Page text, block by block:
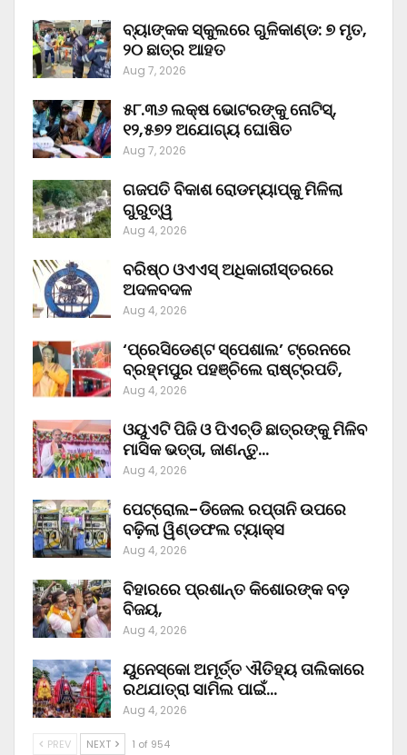
ବ୍ୟାଙ୍କକ ସ୍କୁଲରେ ଗୁଳିକାଣ୍ଡ: ୭ ମୃତ,
୨୦ ଛାତ୍ର ଆହତ
Aug 7, 2026
୫୮.୩୬ ଲକ୍ଷ ଭୋଟରଙ୍କୁ ନୋଟିସ୍‌,
୧୨,୫୭୨ ଅଯୋଗ୍ୟ ଘୋଷିତ
Aug 7, 2026
ଗଜପତି ବିକାଶ ରୋଡମ୍ୟାପ୍‌କୁ ମିଳିଲା
ଗୁରୁତ୍ୱ
Aug 4, 2026
ବରିଷ୍ଠ ଓଏଏସ୍‌ ଅଧିକାରୀସ୍ତରରେ
ଅଦଳବଦଳ
Aug 4, 2026
‘ପ୍ରେସିଡେଣ୍ଟ ସ୍ପେଶାଲ’ ଟ୍ରେନରେ
ବ୍ରହ୍ମପୁର ପହଞ୍ଚିଲେ ରାଷ୍ଟ୍ରପତି,
Aug 4, 2026
ଓୟୁଏଟି ପିଜି ଓ ପିଏଚ୍‌ଡି ଛାତ୍ରଙ୍କୁ ମିଳିବ
ମାସିକ ଭତ୍ତା, ଜାଣନ୍ତୁ…
Aug 4, 2026
ପେଟ୍ରୋଲ-ଡିଜେଲ ରପ୍ତାନି ଉପରେ
ବଢ଼ିଲା ୱିଣ୍ଡଫଲ ଟ୍ୟାକ୍ସ
Aug 4, 2026
ବିହାରରେ ପ୍ରଶାନ୍ତ କିଶୋରଙ୍କ ବଡ଼
ବିଜୟ,
Aug 4, 2026
ୟୁନେସ୍କୋ ଅମୂର୍ତ୍ତ ଐତିହ୍ୟ ତାଲିକାରେ
ରଥଯାତ୍ରା ସାମିଲ ପାଇଁ…
Aug 4, 2026
PREV NEXT 1 of 954